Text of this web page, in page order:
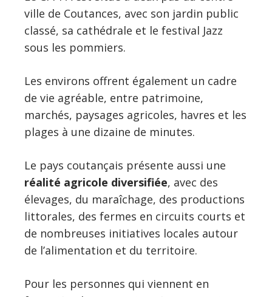
ville de Coutances, avec son jardin public
classé, sa cathédrale et le festival Jazz
sous les pommiers.
Les environs offrent également un cadre
de vie agréable, entre patrimoine,
marchés, paysages agricoles, havres et les
plages à une dizaine de minutes.
Le pays coutançais présente aussi une
réalité agricole diversifiée, avec des
élevages, du maraîchage, des productions
littorales, des fermes en circuits courts et
de nombreuses initiatives locales autour
de l’alimentation et du territoire.
Pour les personnes qui viennent en